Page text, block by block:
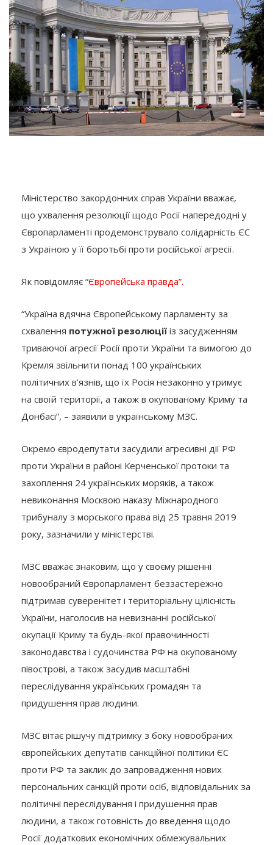
Міністерство закордонних справ України вважає,
що ухвалення резолюції щодо Росії напередодні у
Європарламенті продемонструвало солідарність ЄС
з Україною у її боротьбі проти російської агресії.
Як повідомляє “Європейська правда”.
“Україна вдячна Європейському парламенту за
схвалення потужної резолюції із засудженням
триваючої агресії Росії проти України та вимогою до
Кремля звільнити понад 100 українських
політичних в’язнів, що їх Росія незаконно утримує
на своїй території, а також в окупованому Криму та
Донбасі”, – заявили в українському МЗС.
Окремо євродепутати засудили агресивні дії РФ
проти України в районі Керченської протоки та
захоплення 24 українських моряків, а також
невиконання Москвою наказу Міжнародного
трибуналу з морського права від 25 травня 2019
року, зазначили у міністерстві.
МЗС вважає знаковим, що у своєму рішенні
новообраний Європарламент беззастережно
підтримав суверенітет і територіальну цілісність
України, наголосив на невизнанні російської
окупації Криму та будь-якої правочинності
законодавства і судочинства РФ на окупованому
півострові, а також засудив масштабні
переслідування українських громадян та
придушення прав людини.
МЗС вітає рішучу підтримку з боку новообраних
європейських депутатів санкційної політики ЄС
проти РФ та заклик до запровадження нових
персональних санкцій проти осіб, відповідальних за
політичні переслідування і придушення прав
людини, а також готовність до введення щодо
Росії додаткових економічних обмежувальних